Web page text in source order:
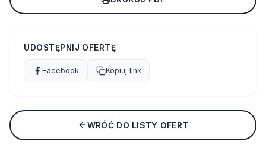
UDOSTĘPNIJ OFERTĘ
Facebook Kopiuj link
WRÓĆ DO LISTY OFERT